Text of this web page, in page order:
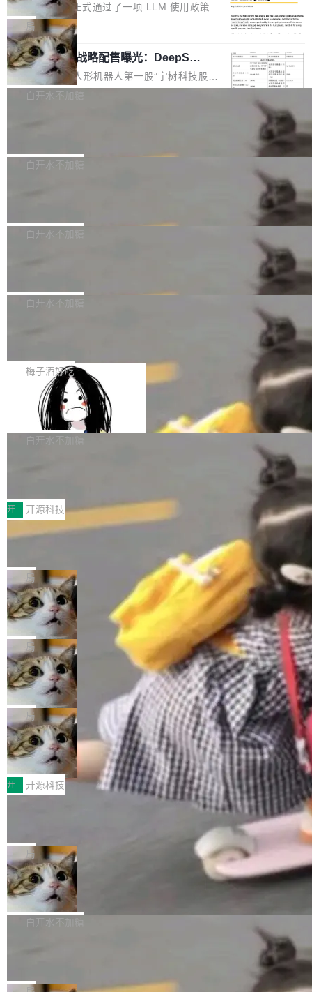
步了解开源鸿蒙在智能...
据：2025 年全年 10 亿次 commit。现在，每周
2.75 亿次，全年预计 140 亿次。GitHub...
上，Prime Agent + Opus 5 的组合达到了 95.
5% RHAE Best@1，超过了 ARC 报告的人类专
家基线 95.4%。 不是又一个 coding agent 包装
器 Prime Agent 的架构和市面上大多数 coding
agent 有本质区别。大多数 agent harness 的设
计是基于早期模型的能力—...
止，但你要承认哪些代码不是你写的
Rust 语言项目正式通过了一项 LLM 使用政策，
覆盖 rust-lang/rust 单一仓库的代码贡献。这不
是项目级别的官方立场，目前由五个团队采纳，
但它可能是主流开源项目中关于 AI 辅助贡献最
细致的一份规则。 政策的核心只有一句话：LLM
可以用来分析、提炼、审阅、建议，但不能用来
不得生成涉及安全性的关键变更，除非作者本身
局
宇树科技 IPO 战略配售曝光：DeepSe
ek 获配 93.3 万股，锁定 36 个月
8月6日晚间，“人形机器人第一股”宇树科技股份
有限公司披露IPO发行价格及战略配售结果，杭
36个月。 公告显示，本次宇树科技战略配售对
员工参与设立的专项资产管理计划。其中，Dee
获配9...
白开水不加糖
Bug fixes and enhancements 修复多次传递同
一个回归问题，该问题导致拉取镜像时会拒绝包
题，该问题可能导致在旧版 Linux 内核...
白开水不加糖
e 孵化器项目管理委员会（IPMC）投票中获得
P）！这一里程碑不仅标志着 Fluss 迈入新的发
白开水不加糖
长期停止内容更新，未能实现其作为“AI版维基百
提交的编辑请求也长期处于待处理状态。 Groki
pedia 于去年底上线，定位为由人工智能生成内
容的百科平台，被马斯克视为传统众包百科网站
维基百科的替代方案。Lawfare 调查发现，无论
热门页面还是低关注度页面，均未出现近期更
白开水不加糖
是这样的：配 MessageSource 的 Bean、写 R
eloadableResourceBundleMessageSource、
声明 LocaleResolver、注册 LocaleChangeInt
erceptor…五六步之后才能看到第一行翻译文
本。 Solon 换了个方式。整个 i18n 模块围绕三
梅子酒好吃
Apache Doris 4.1 全面增强 Iceberg：
支持 UPDATE、MERGE INTO 与 Iceb
erg V3
Apache Doris 4.1 要补齐的，正是缺失的那一
半。在已有查询能力的基础上，Doris 进一步支
常维护操作，并完整支持 Iceberg V3 格式。
白开水不加糖
村国家自主创新示范区会议中心开幕。本届大会
由中关村智联软件服务业质量创新联盟主办，以
“智构可信·质创未来——AI原生时代的质量新范
式”为主题，直面AI从实验室走向规模化产业落地
的核心质量命题。会上，《2026智能研发生产力
工具选型手册》发布，Testin云测的Testin XAge
nt智能测试系统入选AI测试领域代表产品。对CI
O而言，这提示了一个转变：AI测试正在从效率
工具升级为企业的质量基础设施。 CIO面对的新
现实 过去两年，CIO们的焦虑清单上多了两项：
一是如何让大模型和智能体应用安全地从PoC走
向生产，二是如何让测试团队跟得上AI应用...
开 开源科技
让非法状态不可表示：一篇关于 ADT
有一种东西，一旦用过就回不去了。Alex Fedos
eev 管它叫"软件设计的基石"。 他说的东西不新
鲜——代数数据类型（ADT），尤其是和类型
（sum type）。但他说清楚了一件事：这不是类
型系统的学术体操，是日常编码的思维方式。 文
章从一个简单的例子切入。一个网站的深色主题
设置，如果用布尔值 + 可空字段来表示——bool
ean 表示是否可切换，nullable 的默认模式、浅
色方案、深色方案——会产生大量无意义的组
合。方案缺了、配置冲突了、全 null 了。要知道
哪些组合有效，作者说，你得靠"文档、校验、或
者部落知识"。 换个写法。Rust 的 enum，两个
变体：Switchable...
局
Cloudflare 开源内部企业 AI 平台 Clou
dflare OS
Cloudflare 发布了一个开源项目 Cloudflare O
S。如果你只看官方博客，你会觉得这是又一
个"AI 知识库 + 聊天机器人"——每个大厂都在
做，没什么新鲜的。 但 Kenton Varda 在 Twitte
r 上把事情说清楚了： 今天我们发布了 Cloudfla
re OS，一个带连接器的聊天机器人，跟其他所
有科技公司做的一样。只不过，实际上它不一
样。这是 Sandstorm.io 的重制版，我十年前的
那个创业公司。不同的是，这次它构建在 Cloudf
lare Workers 上——我花了九年时间搭建的平台
——并且深度集成了 AI。这基本上是我十年秘密
局
Deno 团队开源 Celld，可自托管的分
布式 Durable Objects
Ryan Dahl 领导的 Deno 团队推出了最新开源项
目 Celld，一个能在自己机器上运行 Cloudflare
Workers 和 Durable Objects 的守护进程。 设
计思路很直接：每个对象是一个独立的 SQLite
数据库，按名称寻址，复制到你自己的 S3 兼容
存储库里。节点之间只通过这个存储库协调——
没有控制平面，没有共识协议。每个对象自带一
个小型数据库，应用天然按分片构建，单个数据
库的竞争和爆炸半径问题在设计层面就被消除
了。 闲置的 cell 会休眠到几乎不占资源。当 cel
l 迁移或唤醒时，新宿主从 S3 恢复 SQLite 数据
库继续执行。存储库是持久化的唯一真相...
局
鲁大师7月新机性能/流畅/AI榜：vivo夺
性能、流畅双第一，三星Galaxy Z系列
新折叠缺席
2026年7月的手机市场，由于存储等硬件成本暴
增，手机厂商的日子也不好过啊，新机速度明显
放缓，因此硝烟味淡了许多。新机参数规格除开
高价的三星折叠（三星Galaxy Z Fold8 Ultra / Z
Fold8 / Z Flip8）外，其余要么是中低端机器，
例如iQOO Z11i、REDMI Note 17、REDMI No
te 17 Pro、OPPO K15，要么是vivo X300 E这
样的次旗舰。 Galaxy Z Fold8 Ultra / Z Fold8 /
Z Flip8三款折叠屏新机均在7月22日发布，且全
部搭载骁龙8 Elite Gen5 for Galaxy，它们本该
开 开源科技
Zed 编辑器团队发布了新项目——DeltaDB，一
个在 git commit 之间记录每一次编辑操作的版
本控制系统。目前处于 Early Access 阶段。 De
ltaDB 的核心思路直接写在 landing page 最显
眼的位置：「Software is made between com
mits」——软件是在 commit 之间写出来的。git
是把这段空隙补上。 回退到任何一次编辑：Delt
局
SpaceXAI 单季资本开支达 183 亿美元
根据风险投资人Tomer Tunguz 博客（VC 分
析）披露的最新分析与第二季度业绩报告，Spac
微软同期总资本开支的四成。 与亚马逊、Alpha
白开水不加糖
一个在终端里运行的编程 agent；Muse Spark